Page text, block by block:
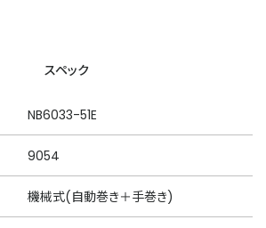
スペック
NB6033-51E
9054
機械式(自動巻き＋手巻き)